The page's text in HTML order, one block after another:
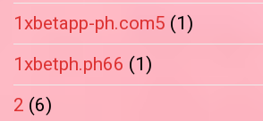
1xbetapp-ph.com5 (1)
1xbetph.ph66 (1)
2 (6)